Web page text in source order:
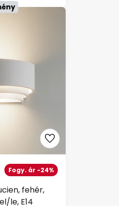
fehér,
le, E14
Fogy. ár -24%